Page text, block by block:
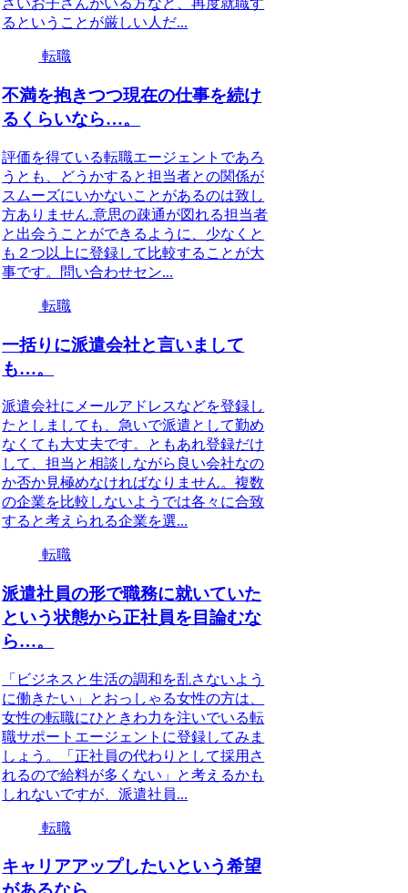
さいお子さんがいる方など、再度就職す
るということが厳しい人だ...
転職
不満を抱きつつ現在の仕事を続け
るくらいなら…。
評価を得ている転職エージェントであろ
うとも、どうかすると担当者との関係が
スムーズにいかないことがあるのは致し
方ありません.意思の疎通が図れる担当者
と出会うことができるように、少なくと
も２つ以上に登録して比較することが大
事です。問い合わせセン...
転職
一括りに派遣会社と言いまして
も…。
派遣会社にメールアドレスなどを登録し
たとしましても、急いで派遣として勤め
なくても大丈夫です。ともあれ登録だけ
して、担当と相談しながら良い会社なの
か否か見極めなければなりません。複数
の企業を比較しないようでは各々に合致
すると考えられる企業を選...
転職
派遣社員の形で職務に就いていた
という状態から正社員を目論むな
ら…。
「ビジネスと生活の調和を乱さないよう
に働きたい」とおっしゃる女性の方は、
女性の転職にひときわ力を注いでいる転
職サポートエージェントに登録してみま
しょう。「正社員の代わりとして採用さ
れるので給料が多くない」と考えるかも
しれないですが、派遣社員...
転職
キャリアアップしたいという希望